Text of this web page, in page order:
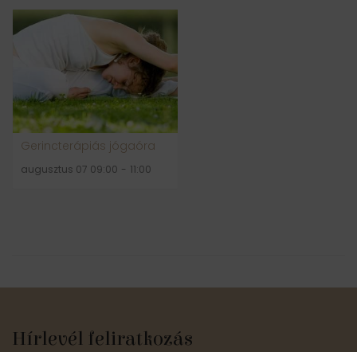
Gerincterápiás jógaóra
augusztus 07 09:00 - 11:00
Hírlevél feliratkozás